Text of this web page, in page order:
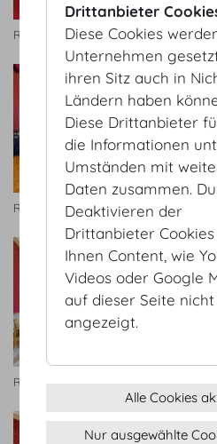
Radetzky Appartment I
Radetzky Appartment I
Radetzky Appartment I
Drittanbieter
Diese Cookies
Unternehmen
ihren Sitz auch in
Ländern haben
Diese Drittanbieter
die Informationen
Umständen mit
Daten zusammen.
Deaktivieren der
Drittanbieter
Ihnen Content, wie
Videos oder Google
auf dieser Seite nicht
angezeigt.
Alle Cookies
Nur ausgewählte